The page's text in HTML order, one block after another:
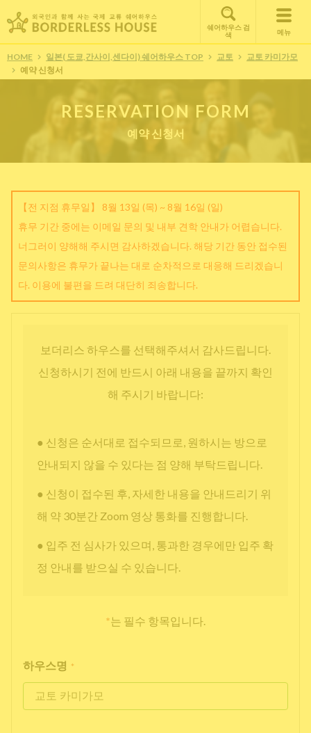
쉐어하우스 검
색
메뉴
HOME 일본( 도쿄,간사이,센다이) 쉐어하우스 TOP 교토
교토 카미가모
예약 신청서
RESERVATION FORM
예약 신청서
【전 지점 휴무일】 8월 13일 (목) ~ 8월 16일 (일)
휴무 기간 중에는 이메일 문의 및 내부 견학 안내가 어렵습니다.
너그러이 양해해 주시면 감사하겠습니다. 해당 기간 동안 접수된
문의사항은 휴무가 끝나는 대로 순차적으로 대응해 드리겠습니
다. 이용에 불편을 드려 대단히 죄송합니다.
보더리스 하우스를 선택해주셔서 감사드립니다.
신청하시기 전에 반드시 아래 내용을 끝까지 확인
해 주시기 바랍니다:
● 신청은 순서대로 접수되므로, 원하시는 방으로
안내되지 않을 수 있다는 점 양해 부탁드립니다.
● 신청이 접수된 후, 자세한 내용을 안내드리기 위
해 약 30분간 Zoom 영상 통화를 진행합니다.
● 입주 전 심사가 있으며, 통과한 경우에만 입주 확
정 안내를 받으실 수 있습니다.
*는 필수 항목입니다.
하우스명 *